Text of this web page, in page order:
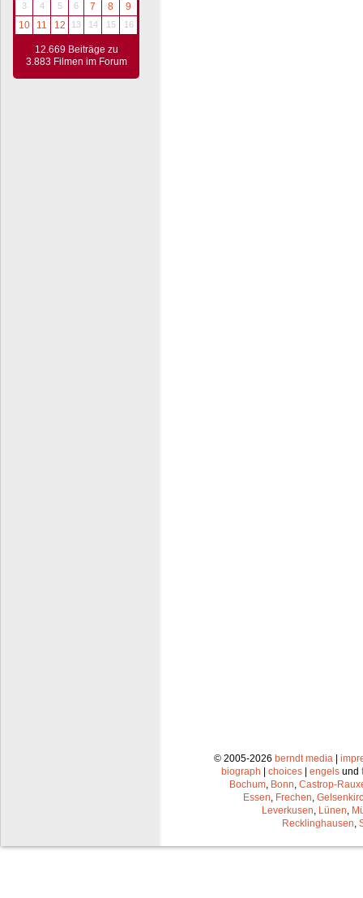
3
4 5 6 7 8
9
10
11 12 13 14 15 16
12.669 Beiträge zu
3.883 Filmen im Forum
© 2005-2026 berndt media |
biograph | choices | engels und
Bochum Bonn Castrop-
Essen Frechen
Leverkusen Lünen
Recklinghausen